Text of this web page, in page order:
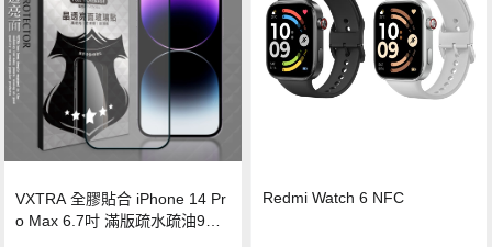
VXTRA 全膠貼合 iPhone 14 Pr
o Max 6.7吋 滿版疏水疏油9H
Redmi Watch 6 NFC